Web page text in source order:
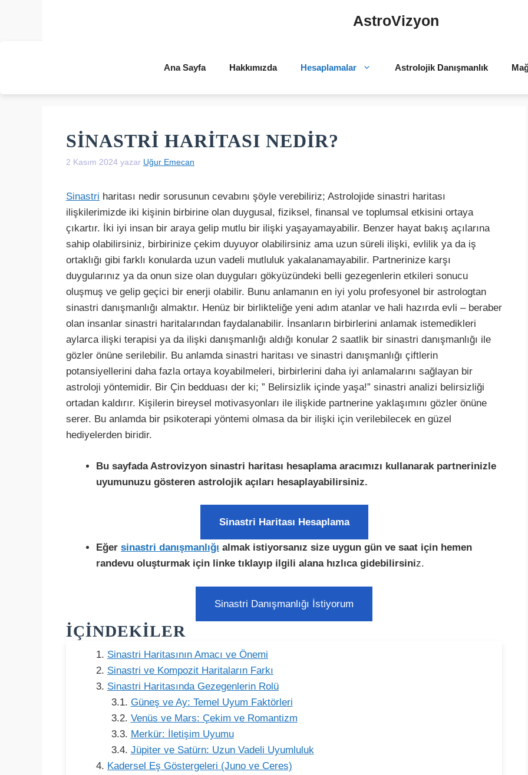
AstroVizyon
Ana Sayfa Hakkımızda Hesaplamalar Astrolojik Danışmanlık
SINASTRI HARITASI NEDIR?
2 Kasım 2024 yazar Uğur Emecan
Sinastri haritası nedir sorusunun cevabını şöyle verebiliriz; Astrolojide sinastri haritası
ilişkilerimizde iki kişinin birbirine olan duygusal, fiziksel, finansal ve toplumsal etkisini ortaya
çıkartır. İki iyi insan bir araya gelip mutlu bir ilişki yaşayamayabilir. Benzer hayat bakış açılarına
sahip olabilirsiniz, birbirinize çekim duyuyor olabilirsiniz ama uzun süreli ilişki, evlilik ya da iş
ortaklığı gibi farklı konularda uzun vadeli mutluluk yakalanamayabilir. Partnerinize karşı
duygularınız ya da onun size olan duyguları gökyüzündeki belli gezegenlerin etkileri sonucu
oluşmuş ve gelip geçici bir enerji olabilir. Bunu anlamanın en iyi yolu profesyonel bir astrologtan
sinastri danışmanlığı almaktır. Henüz bir birlikteliğe yeni adım atanlar ve hali hazırda evli – beraber
olan insanlar sinastri haritalarından faydalanabilir. İnsanların birbirlerini anlamak istemedikleri
aylarca ilişki terapisi ya da ilişki danışmanlığı aldığı konular 2 saatlik bir sinastri danışmanlığı ile
gözler önüne serilebilir. Bu anlamda sinastri haritası ve sinastri danışmanlığı çiftlerin
potansiyellerini daha fazla ortaya koyabilmeleri, birbirlerini daha iyi anlamalarını sağlayan bir
astroloji yöntemidir. Bir Çin bedduası der ki; ” Belirsizlik içinde yaşa!” sinastri analizi belirsizliği
ortadan kaldırır. Kişilerin bireysel motivasyonları ile ilişkide partnerine yaklaşımını gözler önüne
serer. Bu anlamda bir psikoterapi yöntemi olmasa da bir ilişki için verilebilecek en güzel
hediyelerden biridir.
Bu sayfada Astrovizyon sinastri haritası hesaplama aracımızı kullanarak partnerinizle
uyumunuzu gösteren astrolojik açıları hesaplayabilirsiniz.
Sinastri Haritası Hesaplama
Eğer sinastri danışmanlığı almak istiyorsanız size uygun gün ve saat için hemen
randevu oluşturmak için linke tıklayıp ilgili alana hızlıca gidebilirsiniz.
Sinastri Danışmanlığı İstiyorum
İÇINDEKILER
Sinastri Haritasının Amacı ve Önemi
Sinastri ve Kompozit Haritaların Farkı
Sinastri Haritasında Gezegenlerin Rolü
Güneş ve Ay: Temel Uyum Faktörleri
Venüs ve Mars: Çekim ve Romantizm
Merkür: İletişim Uyumu
Jüpiter ve Satürn: Uzun Vadeli Uyumluluk
Kadersel Eş Göstergeleri (Juno ve Ceres)